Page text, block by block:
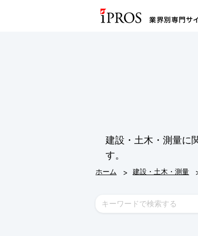
建設・土木・測量に
す。
ホーム > 建設・土木・測量